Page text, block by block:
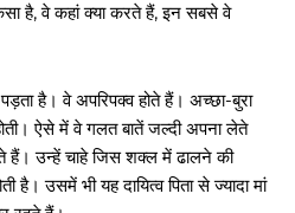
है, वे कहां क्या करते हैं, इन सबसे वे
है। वे अपरिपक्व होते हैं। अच्छा-बुरा
ऐसे में वे गलत बातें जल्दी अपना लेते
हैं। उन्हें चाहे जिस शक्ल में ढालने की
है। उसमें भी यह दायित्व पिता से ज्यादा मां